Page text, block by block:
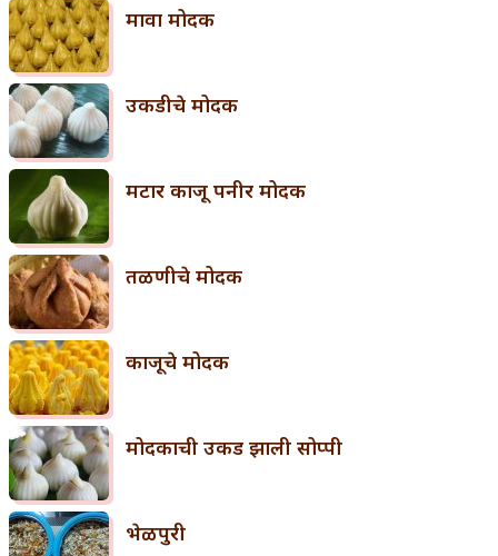
मावा मोदक
उकडीचे मोदक
मटार काजू पनीर मोदक
तळणीचे मोदक
काजूचे मोदक
मोदकाची उकड झाली सोप्पी
भेळपुरी